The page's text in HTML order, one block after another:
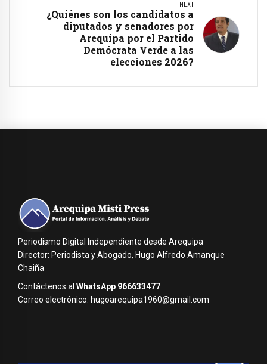
NEXT
¿Quiénes son los candidatos a
diputados y senadores por
Arequipa por el Partido
Demócrata Verde a las
elecciones 2026?
Periodismo Digital Independiente desde Arequipa
Director: Periodista y Abogado, Hugo Alfredo Amanque
Chaiña
Contáctenos al WhatsApp 966633477
Correo electrónico: hugoarequipa1960@gmail.com